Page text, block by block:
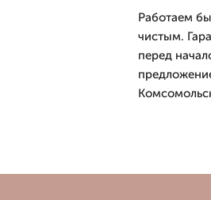
Работаем
чистым.
перед